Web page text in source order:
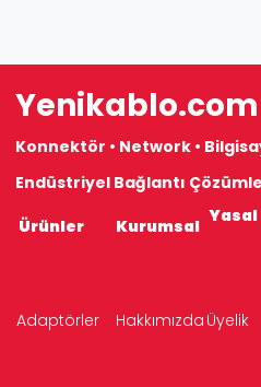
Yenikablo.com
Konnektör • Network •
Endüstriyel Bağlantı
Ürünler
Kurumsal Yasal
Adaptörler Hakkımızda Üyelik